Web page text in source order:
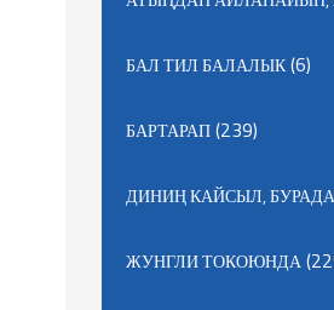
БАЛ ТИЛ БАЛАЛЫК(6)
БАРТАРАП(239)
ДИНИҢ КАЙСЫЛ,
ЖУНГЛИ ТОКОЮНДА